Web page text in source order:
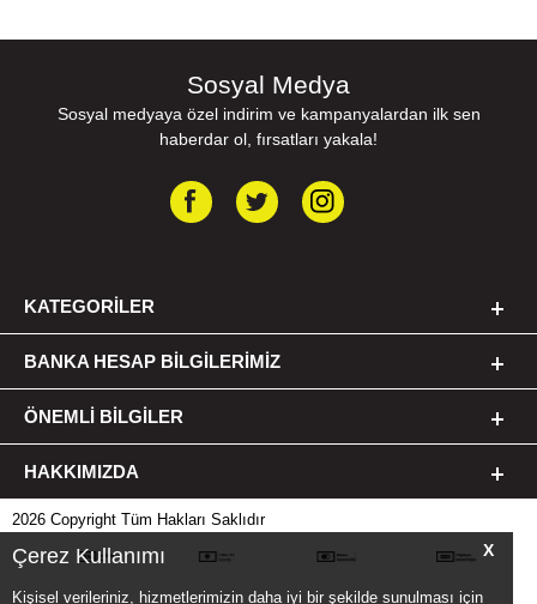
X
Çerez Kullanımı
Kişisel verileriniz, hizmetlerimizin daha iyi bir şekilde sunulması için
Sosyal Medya
Sosyal medyaya özel indirim ve kampanyalardan ilk sen
haberdar ol, fırsatları yakala!
KATEGORILER
BANKA HESAP BILGILERIMIZ
ÖNEMLI BILGILER
HAKKIMIZDA
2026 Copyright Tüm Hakları Saklıdır